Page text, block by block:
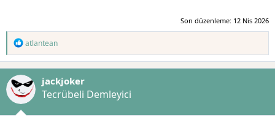
Son düzenleme: 12 Nis 2026
T
e
p
k
i
l
e
r
atlantean
jackjoker
Tecrübeli Demleyici